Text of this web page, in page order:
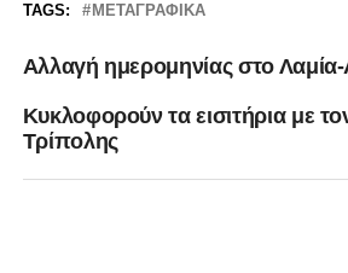
TAGS: ΜΕΤΑΓΡΑΦΙΚΆ
Αλλαγή ημερομηνίας στο
Κυκλοφορούν τα εισιτήρια με
Τρίπολης